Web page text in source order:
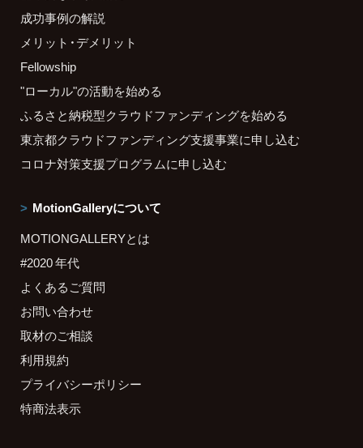
成功事例の解説
メリット・デメリット
Fellowship
"ローカル"の活動を始める
ふるさと納税型クラウドファンディングを始める
東京都クラウドファンディング支援事業に申し込む
コロナ対策支援プログラムに申し込む
MotionGalleryについて
MOTIONGALLERYとは
#2020 年代
よくあるご質問
お問い合わせ
取材のご相談
利用規約
プライバシーポリシー
特商法表示